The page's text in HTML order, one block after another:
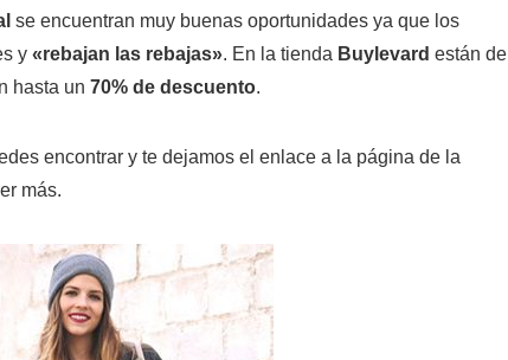
se encuentran muy buenas oportunidades ya que los
y «rebajan las rebajas». En la tienda Buylevard están de
hasta un 70% de descuento.
encontrar y te dejamos el enlace a la página de la
más.